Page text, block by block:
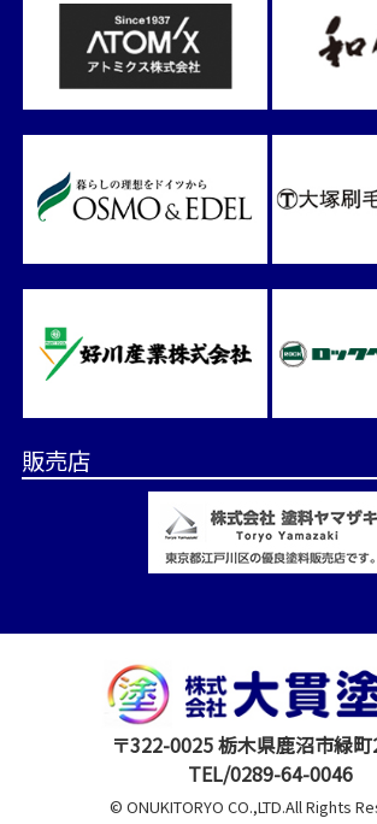
販売店
〒322-0025 栃木県鹿沼市緑
TEL/0289-64-0046
© ONUKITORYO CO.,LTD.All Rights